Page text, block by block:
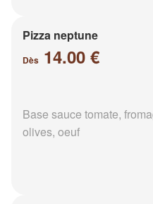
Pizza neptune
Dès 14.00 €
Base sauce tomate,
olives, oeuf